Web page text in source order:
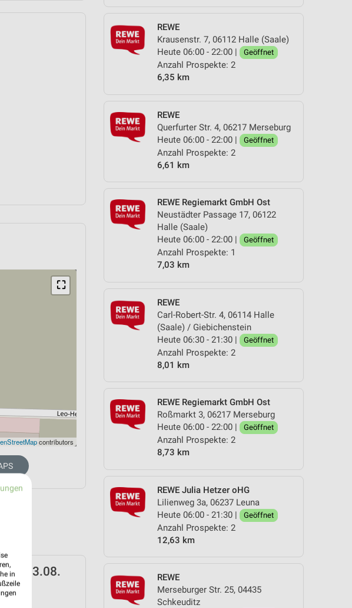
REWE
Krausenstr. 7, 06112 Halle (Saale)
Heute 06:00 - 22:00 |
Geöffnet
Anzahl Prospekte: 2
6,35 km
REWE
Querfurter Str. 4, 06217 Merseburg
Heute 06:00 - 22:00 |
Geöffnet
Anzahl Prospekte: 2
6,61 km
REWE Regiemarkt GmbH Ost
Neustädter Passage 17, 06122
Halle (Saale)
Heute 06:00 - 22:00 |
Geöffnet
Anzahl Prospekte: 1
7,03 km
REWE
Carl-Robert-Str. 4, 06114 Halle
(Saale) / Giebichenstein
Heute 06:30 - 21:30 |
Geöffnet
Anzahl Prospekte: 2
8,01 km
REWE Regiemarkt GmbH Ost
Roßmarkt 3, 06217 Merseburg
Heute 06:00 - 22:00 |
Geöffnet
Anzahl Prospekte: 2
8,73 km
REWE Julia Hetzer oHG
Lilienweg 3a, 06237 Leuna
Heute 06:00 - 21:30 |
Geöffnet
Anzahl Prospekte: 2
12,63 km
REWE
Merseburger Str. 25, 04435
Schkeuditz
⛶
contributors
03.08.
in